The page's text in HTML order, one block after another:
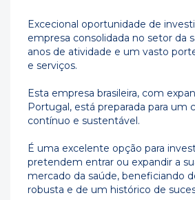
Excecional oportunidade de
empresa consolidada no setor da
anos de atividade e um vasto
e serviços.
Esta empresa brasileira, com
Portugal, está preparada para um
contínuo e sustentável.
É uma excelente opção para
pretendem entrar ou expandir a
mercado da saúde, beneficiando
robusta e de um histórico de